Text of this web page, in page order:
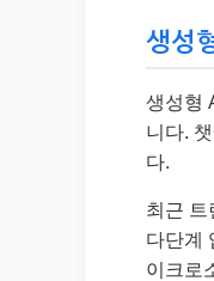
생성
생성형
니다.
다.
최근 트
다단계
이크로